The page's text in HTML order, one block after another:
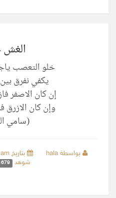
الغش
‏خلو التعصب
‏يكفي نفرق
‏ٳن كان الاصفر
‏وٳن كان الازرق
(سامي
بواسطة hala
بتاريخ February 21, 2016, 1:37 am
شوهد